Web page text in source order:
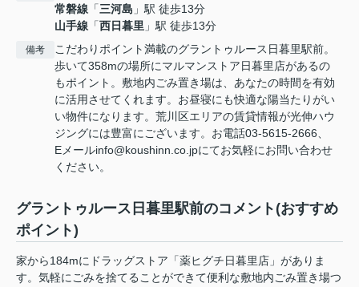
常磐線 「三河島 」駅 徒歩13分
山手線 「西日暮里 」駅 徒歩13分
備考
こだわりポイント満載のグラントゥルース日暮里駅前。
歩いて358mの場所にマルマンストア日暮里店があるの
もポイント。敷地内ごみ置き場は、あなたの時間を有効
に活用させてくれます。お昼寝にも快適な陽当たりがい
い物件になります。荒川区エリアの賃貸情報が光伸ハウ
ジングには豊富にございます。お電話03-5615-2666、
Eメールinfo@koushinn.co.jpにてお気軽にお問い合わせ
ください。
グラントゥルース日暮里駅前のコメント(おすすめ
ポイント)
家から184mにドラッグストア「薬ヒグチ日暮里店」がありま
す。気軽にごみを捨てることができて便利な敷地内ごみ置き場つ